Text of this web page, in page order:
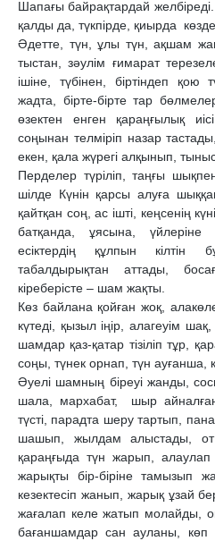
Шапағы байрақтардай
қалды да, түкпірде, қиырда
Әдетте, түн, ұлы түн, ақшам
тыстан, зәулім ғимарат
ішіне, түбінен, біртіндеп қою
жадта, бірте-бірте тар
өзектен енген қараңғылық
соңынан телміріп назар
екен, қала жүрегі алқынып,
Перделер түріліп, таңғы
шілде Күнін қарсы алуға
қайтқан соң, ас ішті, кеңсенің
батқанда, ұясына,
есіктердің құлпын кілтін
табалдырықтан аттады,
кіреберісте – шам жақты.
Көз байлана қойған жоқ,
күтеді, қызыл іңір, алагеуім
шамдар қаз-қатар тізіліп тұр,
соңы, түнек орнап, түн ауғанша,
Әуелі шамның біреуі жанды,
шала, мархабат, шыр
түсті, парадта шеру тартып,
шашып, жылдам алыстады, от
қараңғыда түн жарып, алаулап
жарықты бір-біріне тамызып
кезектесіп жанып, жарық ұзай
жағалап келе жатып молайды,
бағаншамдар сан ауланы, көп